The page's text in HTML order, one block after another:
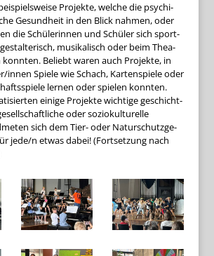
Pro­jekte, wel­che die psy­chi­
Gesund­heit in den Blick nah­men, oder
die Schü­le­rin­nen und Schü­ler sich sport­
musi­ka­lisch oder beim Thea­
Beliebt waren auch Pro­jekte, in
innen Spiele wie Schach, Kar­ten­spiele oder
ler­nen oder spie­len konn­ten.
einige Pro­jekte wich­tige geschicht­
oder sozio­kul­tu­relle
sich dem Tier- oder Natur­schutz­ge­
jede/n etwas dabei! (Fort­set­zung nach